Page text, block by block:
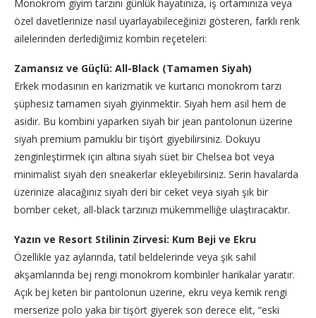
Monokrom giyim tarzını günlük hayatınıza, iş ortamınıza veya
özel davetlerinize nasıl uyarlayabileceğinizi gösteren, farklı renk
ailelerinden derlediğimiz kombin reçeteleri:
Zamansız ve Güçlü: All-Black (Tamamen Siyah)
Erkek modasının en karizmatik ve kurtarıcı monokrom tarzı
şüphesiz tamamen siyah giyinmektir. Siyah hem asil hem de
asidir. Bu kombini yaparken siyah bir jean pantolonun üzerine
siyah premium pamuklu bir tişört giyebilirsiniz. Dokuyu
zenginleştirmek için altına siyah süet bir Chelsea bot veya
minimalist siyah deri sneakerlar ekleyebilirsiniz. Serin havalarda
üzerinize alacağınız siyah deri bir ceket veya siyah şık bir
bomber ceket, all-black tarzınızı mükemmelliğe ulaştıracaktır.
Yazın ve Resort Stilinin Zirvesi: Kum Beji ve Ekru
Özellikle yaz aylarında, tatil beldelerinde veya şık sahil
akşamlarında bej rengi monokrom kombinler harikalar yaratır.
Açık bej keten bir pantolonun üzerine, ekru veya kemik rengi
merserize polo yaka bir tişört giyerek son derece elit, “eski